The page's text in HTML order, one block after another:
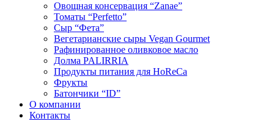
Овощная консервация “Zanae”
Томаты “Perfetto”
Сыр “Фета”
Вегетарианские сыры Vegan Gourmet
Рафинированное оливковое масло
Долма PALIRRIA
Продукты питания для HoReCa
Фрукты
Батончики “ID”
О компании
Контакты